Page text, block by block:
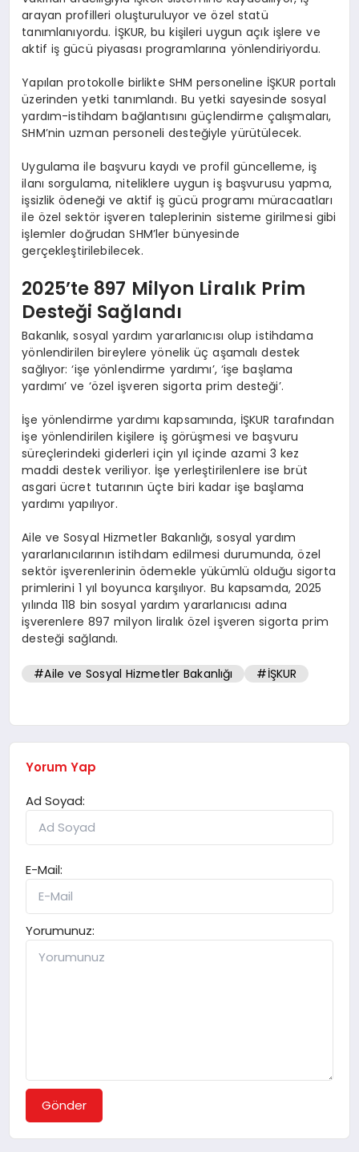
arayan profilleri oluşturuluyor ve özel statü
tanımlanıyordu. İŞKUR, bu kişileri uygun açık işlere ve
aktif iş gücü piyasası programlarına yönlendiriyordu.
Yapılan protokolle birlikte SHM personeline İŞKUR portalı
üzerinden yetki tanımlandı. Bu yetki sayesinde sosyal
yardım-istihdam bağlantısını güçlendirme çalışmaları,
SHM’nin uzman personeli desteğiyle yürütülecek.
Uygulama ile başvuru kaydı ve profil güncelleme, iş
ilanı sorgulama, niteliklere uygun iş başvurusu yapma,
işsizlik ödeneği ve aktif iş gücü programı müracaatları
ile özel sektör işveren taleplerinin sisteme girilmesi gibi
işlemler doğrudan SHM’ler bünyesinde
gerçekleştirilebilecek.
2025’te 897 Milyon Liralık Prim
Desteği Sağlandı
Bakanlık, sosyal yardım yararlanıcısı olup istihdama
yönlendirilen bireylere yönelik üç aşamalı destek
sağlıyor: ‘işe yönlendirme yardımı’, ‘işe başlama
yardımı’ ve ‘özel işveren sigorta prim desteği’.
İşe yönlendirme yardımı kapsamında, İŞKUR tarafından
işe yönlendirilen kişilere iş görüşmesi ve başvuru
süreçlerindeki giderleri için yıl içinde azami 3 kez
maddi destek veriliyor. İşe yerleştirilenlere ise brüt
asgari ücret tutarının üçte biri kadar işe başlama
yardımı yapılıyor.
Aile ve Sosyal Hizmetler Bakanlığı, sosyal yardım
yararlanıcılarının istihdam edilmesi durumunda, özel
sektör işverenlerinin ödemekle yükümlü olduğu sigorta
primlerini 1 yıl boyunca karşılıyor. Bu kapsamda, 2025
yılında 118 bin sosyal yardım yararlanıcısı adına
işverenlere 897 milyon liralık özel işveren sigorta prim
desteği sağlandı.
#Aile ve Sosyal Hizmetler Bakanlığı #İŞKUR
Yorum Yap
Ad Soyad:
E-Mail:
Yorumunuz:
Gönder